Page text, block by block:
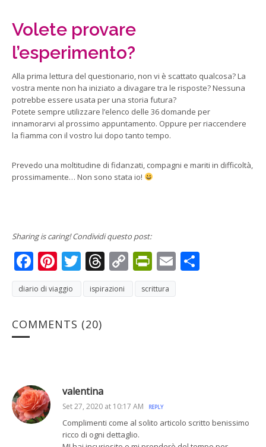
Volete provare
l’esperimento?
Alla prima lettura del questionario, non vi è scattato qualcosa? La
vostra mente non ha iniziato a divagare tra le risposte? Nessuna
potrebbe essere usata per una storia futura?
Potete sempre utilizzare l’elenco delle 36 domande per
innamorarvi al prossimo appuntamento. Oppure per riaccendere
la fiamma con il vostro lui dopo tanto tempo.
Prevedo una moltitudine di fidanzati, compagni e mariti in difficoltà,
prossimamente… Non sono stata io!
Sharing is caring! Condividi questo post:
Facebook
Pinterest
Twitter
Threads
Copy
Link
PrintFriendly
Email
diario di viaggio ispirazioni scrittura
COMMENTS (20)
valentina
Set 27, 2020 at 10:17 AM REPLY
Complimenti come al solito articolo scritto benissimo
ricco di ogni dettaglio.